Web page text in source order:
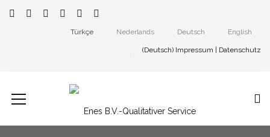
Türkçe Nederlands Deutsch English
(Deutsch) Impressum Datenschutz